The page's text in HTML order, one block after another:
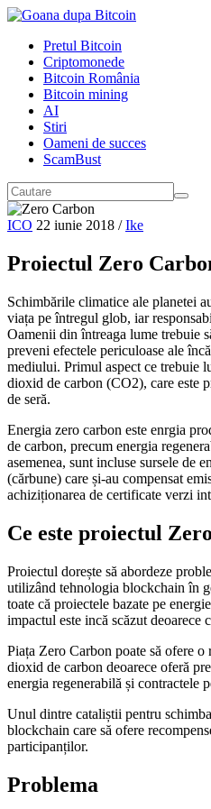
Pretul Bitcoin
Criptomonede
Bitcoin România
Bitcoin mining
AI
Stiri
Oameni de succes
ScamBust
ICO 22 iunie 2018 / Ike
Proiectul Zero
Schimbările climatice ale planetei
viața pe întregul glob, iar
Oamenii din întreaga lume trebuie
preveni efectele periculoase ale
mediului. Primul aspect ce trebuie
dioxid de carbon (CO2), care este
de seră.
Energia zero carbon este enrgia
de carbon, precum energia
asemenea, sunt incluse sursele de
(cărbune) care și-au compensat
achiziționarea de certificate verzi
Ce este proiectul
Proiectul dorește să abordeze
utilizând tehnologia blockchain în
toate că proiectele bazate pe
impactul este incă scăzut deoarece
Piața Zero Carbon poate să ofere
dioxid de carbon deoarece oferă
energia regenerabilă și contractele
Unul dintre cataliștii pentru
blockchain care să ofere
participanților.
Problema